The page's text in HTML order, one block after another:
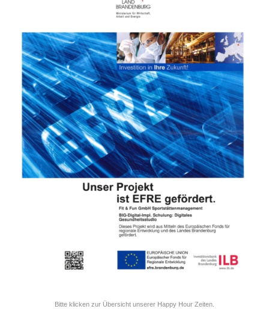
Bitte klicken zur Übersicht unserer Happy Hour Zeiten.